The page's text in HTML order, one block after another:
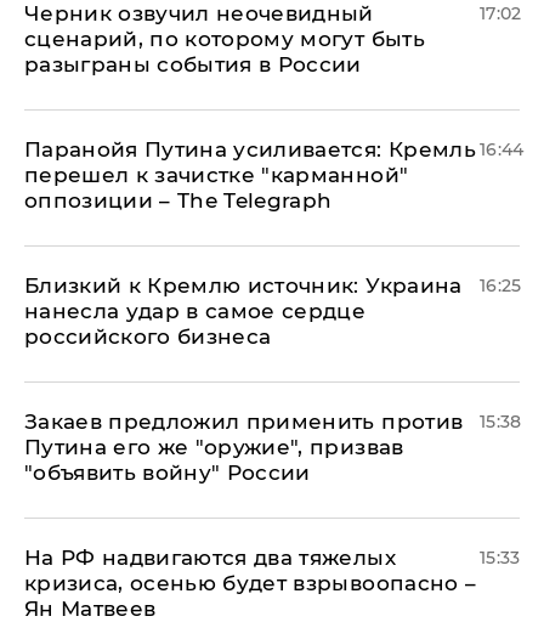
Черник озвучил неочевидный
сценарий, по которому могут быть
разыграны события в России
17:02
Паранойя Путина усиливается: Кремль
перешел к зачистке "карманной"
оппозиции – The Telegraph
16:44
Близкий к Кремлю источник: Украина
нанесла удар в самое сердце
российского бизнеса
16:25
Закаев предложил применить против
Путина его же "оружие", призвав
"объявить войну" России
15:38
На РФ надвигаются два тяжелых
кризиса, осенью будет взрывоопасно –
Ян Матвеев
15:33